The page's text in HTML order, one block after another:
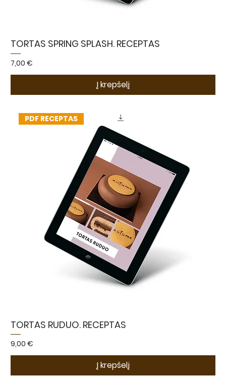
TORTAS SPRING SPLASH. RECEPTAS
Kaina
7,00 €
Į krepšelį
PDF RECEPTAS
TORTAS RUDUO. RECEPTAS
Kaina
9,00 €
Į krepšelį